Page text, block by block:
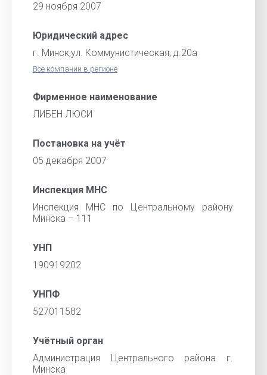
29 ноября 2007
Юридический адрес
г. Минск,ул. Коммунистическая, д.20а
Все компании в регионе
Фирменное наименование
ЛИБЕН ЛЮСИ
Постановка на учёт
05 декабря 2007
Инспекция МНС
Инспекция МНС по Центральному району
Минска – 111
УНП
190919202
УНПФ
527011582
Учётный орган
Администрация Центрального района г.
Минска